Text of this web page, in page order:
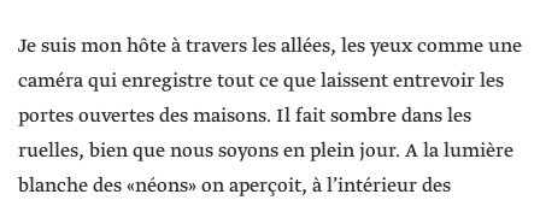
Je suis mon hôte à travers les allées, les yeux comme une
caméra qui enregistre tout ce que laissent entrevoir les
portes ouvertes des maisons. Il fait sombre dans les
ruelles, bien que nous soyons en plein jour. A la lumière
blanche des «néons» on aperçoit, à l’intérieur des